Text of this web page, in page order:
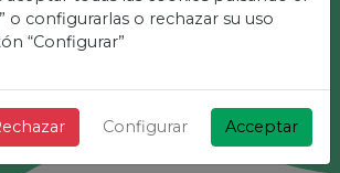
Cerca
o configurarlas o rechazar su uso
“Configurar”
Configurar Acceptar